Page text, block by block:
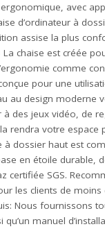
avec
d’ordinateur à
assise la plus
chaise est créée
comme
pour une
au design moderne
des jeux vidéo, de
rendra votre espace
dossier haut est
en étoile durable,
certifiée SGS.
les clients de
Nous fournissons
qu’un manuel